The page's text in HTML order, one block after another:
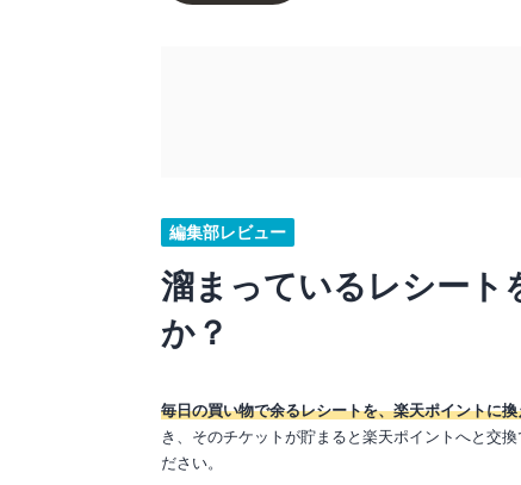
編集部レビュー
溜まっているレシート
か？
毎日の買い物で余るレシートを、楽天ポイントに
き、そのチケットが貯まると楽天ポイントへと交
ださい。